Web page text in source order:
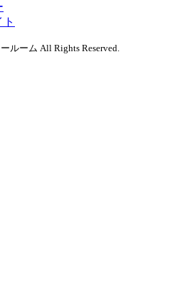
ルーム All Rights Reserved.